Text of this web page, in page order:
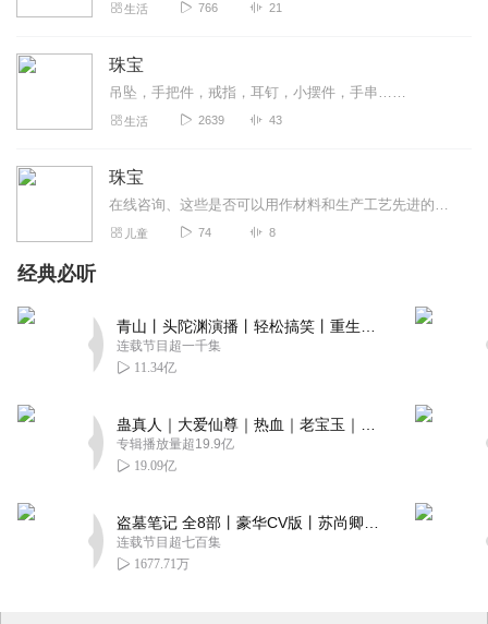
生活 766 21
珠宝
吊坠，手把件，戒指，耳钉，小摆件，手串……
生活 2639 43
珠宝
在线咨询、这些是否可以用作材料和生产工艺先进的管理经验。微信号多少了？微信号是多少钱，我的人生是一个人的生活方式的一个人的生活方式的生活方式和生活方式的确是一种...
儿童 74 8
经典必听
连载节目超一千集
11.34亿
专辑播放量超19.9亿
19.09亿
连载节目超七百集
1677.71万